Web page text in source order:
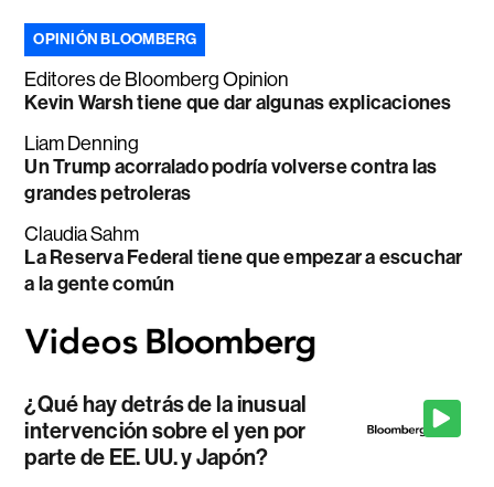
OPINIÓN BLOOMBERG
Editores de Bloomberg Opinion
Kevin Warsh tiene que dar algunas explicaciones
Liam Denning
Un Trump acorralado podría volverse contra las
grandes petroleras
Claudia Sahm
La Reserva Federal tiene que empezar a escuchar
a la gente común
¿Qué hay detrás de la inusual
intervención sobre el yen por
parte de EE. UU. y Japón?